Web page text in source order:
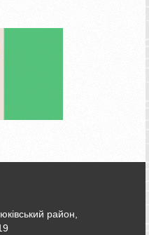
район,